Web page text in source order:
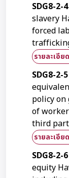
SDG8-2-
slavery
forced
รายละเอีย
SDG8-2-
policy
of
third
รายละเอีย
SDG8-2-
equity